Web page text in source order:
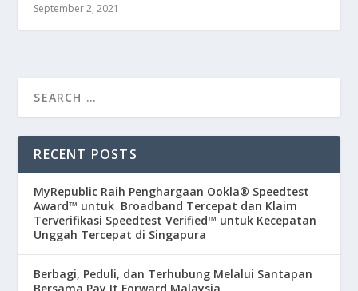
September 2, 2021
RECENT POSTS
MyRepublic Raih Penghargaan Ookla® Speedtest
Award™ untuk Broadband Tercepat dan Klaim
Terverifikasi Speedtest Verified™ untuk Kecepatan
Unggah Tercepat di Singapura
Berbagi, Peduli, dan Terhubung Melalui Santapan
Bersama Pay It Forward Malaysia